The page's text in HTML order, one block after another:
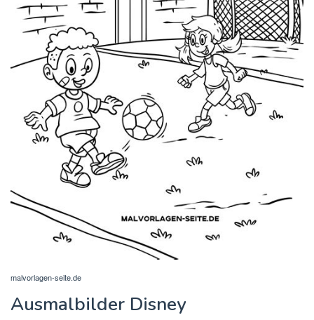
malvorlagen-seite.de
Ausmalbilder Disney